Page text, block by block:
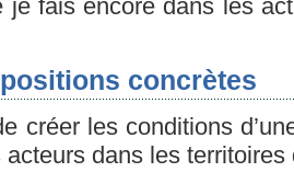
je fais encore dans les
concrètes
créer les conditions
acteurs dans les